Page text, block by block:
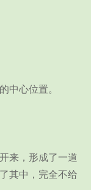
心位置。
来，形成了一道
其中，完全不给